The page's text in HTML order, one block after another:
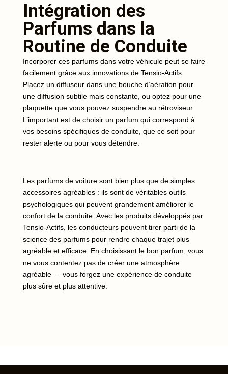
Intégration des
Parfums dans la
Routine de Conduite
Incorporer ces parfums dans votre véhicule peut se faire
facilement grâce aux innovations de Tensio-Actifs.
Placez un diffuseur dans une bouche d’aération pour
une diffusion subtile mais constante, ou optez pour une
plaquette que vous pouvez suspendre au rétroviseur.
L’important est de choisir un parfum qui correspond à
vos besoins spécifiques de conduite, que ce soit pour
rester alerte ou pour vous détendre.
Les parfums de voiture sont bien plus que de simples
accessoires agréables : ils sont de véritables outils
psychologiques qui peuvent grandement améliorer le
confort de la conduite. Avec les produits développés par
Tensio-Actifs, les conducteurs peuvent tirer parti de la
science des parfums pour rendre chaque trajet plus
agréable et efficace. En choisissant le bon parfum, vous
ne vous contentez pas de créer une atmosphère
agréable — vous forgez une expérience de conduite
plus sûre et plus attentive.